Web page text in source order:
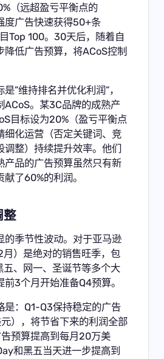
（远超盈亏平衡点的
度广告快速获得50+条
Top 100。30天后，随着自
降低广告预算，将ACoS控制
”维持排名并优化利润”，
ACoS。某3C品牌的成熟产
目标设为20%（盈亏平衡点
细化运营（否定关键词、竞
整）持续提升效率。他们
产品的广告预算虽然只有新
了60%的利润。
整
的季节性波动。对于亚马逊
月）是绝对的销售旺季，包
、网一、圣诞节等多个大
3个月开始准备Q4预算。
是：Q1-Q3保持稳定的广告
），将节省下来的利润全部
预算提高到每月20万美
和黑五当天进一步提高到